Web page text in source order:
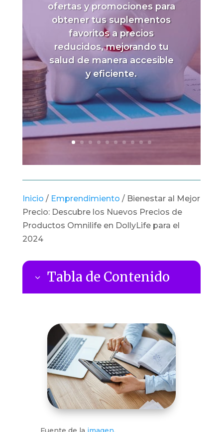
ofertas y promociones para
obtener tus suplementos
favoritos a precios
reducidos, mejorando tu
salud de manera accesible
y eficiente.
Inicio / Emprendimiento / Bienestar al Mejor
Precio: Descubre los Nuevos Precios de
Productos Omnilife en DollyLife para el
2024
3 Tabla de Contenido
Omnilife en DollyLife para el 2024
1. Los Nuevos Precios de
Productos Omnilife 2024
9 Descubre las Novedades:
Ofertas Irresistibles:
9 Compromiso Renovado: